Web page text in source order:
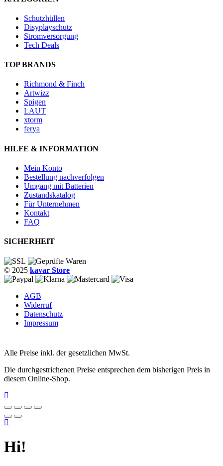
Schutzhüllen
Disyplayschutz
Stromversorgung
Tech Deals
TOP BRANDS
Richmond & Finch
Artwizz
Spigen
LAUT
xtorm
ferya
HILFE & INFORMATION
Mein Konto
Bestellung nachverfolgen
Umgang mit Batterien
Zustandskatalog
Für Unternehmen
Kontakt
FAQ
SICHERHEIT
© 2025 kavar Store
AGB
Widerruf
Datenschutz
Impressum
Alle Preise inkl. der gesetzlichen MwSt.
Die durchgestrichenen Preise entsprechen dem bisherigen Preis in
diesem Online-Shop.
Hi!